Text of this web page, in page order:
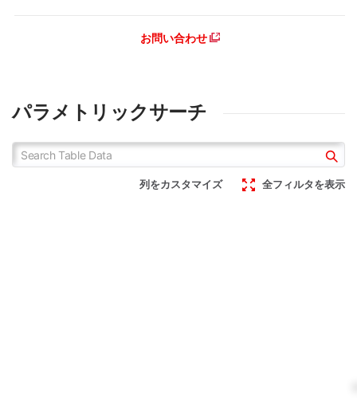
お問い合わせ
パラメトリックサーチ
列をカスタマイズ 全フィルタを表示